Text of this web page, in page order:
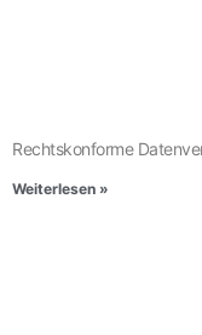
Rechtskonforme
Weiterlesen »